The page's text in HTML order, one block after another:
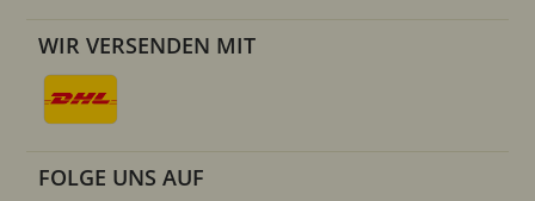
WIR VERSENDEN MIT
FOLGE UNS AUF